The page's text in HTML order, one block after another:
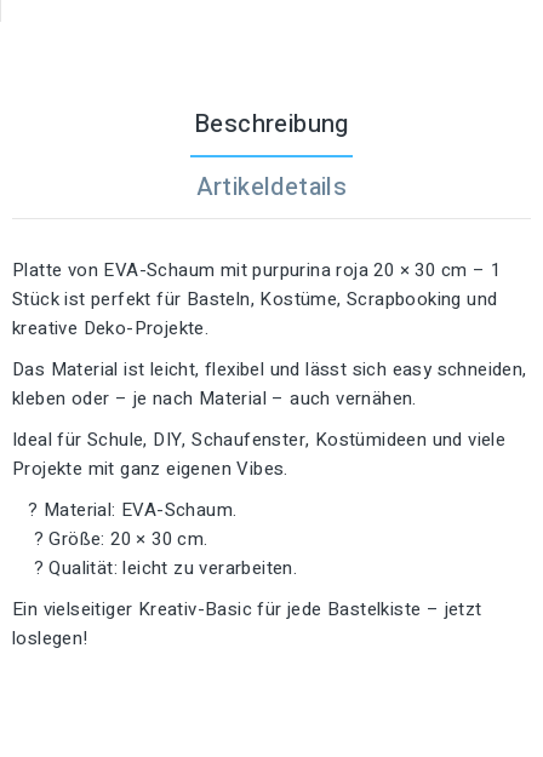
Beschreibung
Artikeldetails
Platte von EVA-Schaum mit purpurina roja 20 × 30 cm – 1
Stück ist perfekt für Basteln, Kostüme, Scrapbooking und
kreative Deko-Projekte.
Das Material ist leicht, flexibel und lässt sich easy schneiden,
kleben oder – je nach Material – auch vernähen.
Ideal für Schule, DIY, Schaufenster, Kostümideen und viele
Projekte mit ganz eigenen Vibes.
? Material: EVA-Schaum.
? Größe: 20 × 30 cm.
? Qualität: leicht zu verarbeiten.
Ein vielseitiger Kreativ-Basic für jede Bastelkiste – jetzt
loslegen!